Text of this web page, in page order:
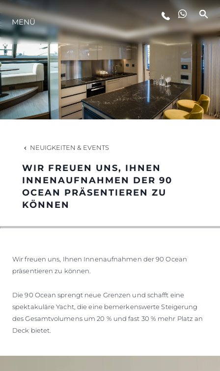
LIFESTYLE
INNOVATION
DIE FIRMA
DAS TEAM
GESCHICHTE
MENÜ
NEUIGKEITEN & EVENTS
WIR FREUEN UNS, IHNEN
INNENAUFNAHMEN DER 90
OCEAN PRÄSENTIEREN ZU
KÖNNEN
Wir freuen uns, Ihnen Innenaufnahmen der 90 Ocean
präsentieren zu können.
Die 90 Ocean sprengt neue Grenzen und schafft eine
spektakuläre Yacht, die eine bemerkenswerte Steigerung
des Gesamtvolumens um 20 % und fast 30 % mehr Platz an
Deck bietet.